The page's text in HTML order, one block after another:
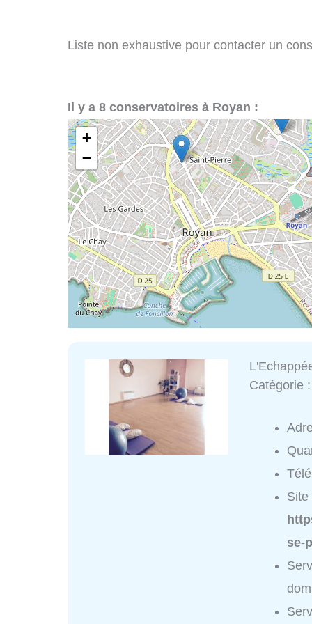
Liste non exhaustive pour contacter un
Il y a 8 conservatoires à Royan :
+
−
Catégorie
Site
se-